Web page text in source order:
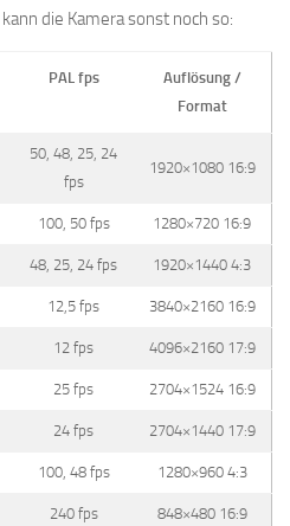
die Kamera sonst noch so:
PAL fps
Auflösung /
Format
50, 48, 25, 24
fps
1920×1080 16:9
100, 50 fps 1280×720 16:9
48, 25, 24 fps 1920×1440 4:3
12,5 fps 3840×2160 16:9
12 fps 4096×2160 17:9
25 fps 2704×1524 16:9
24 fps 2704×1440 17:9
100, 48 fps 1280×960 4:3
240 fps 848×480 16:9